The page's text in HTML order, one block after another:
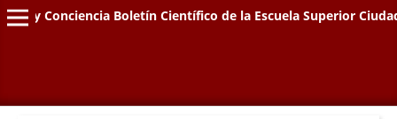
y Conciencia Boletín Científico de la Escuela Superior